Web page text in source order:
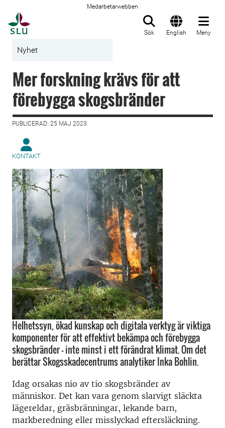
Medarbetarwebben
Sök English Meny
Nyhet
Mer forskning krävs för att
förebygga skogsbränder
PUBLICERAD: 25 MAJ 2023
KONTAKT
Helhetssyn, ökad kunskap och digitala verktyg är viktiga
komponenter för att effektivt bekämpa och förebygga
skogsbränder – inte minst i ett förändrat klimat. Om det
berättar Skogsskadecentrums analytiker Inka Bohlin.
Idag orsakas nio av tio skogsbränder av
människor. Det kan vara genom slarvigt släckta
lägereldar, gräsbränningar, lekande barn,
markberedning eller misslyckad eftersläckning.